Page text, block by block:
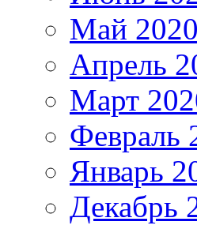
Май 2020
Апрель
Март
Февраль
Январь
Декабрь